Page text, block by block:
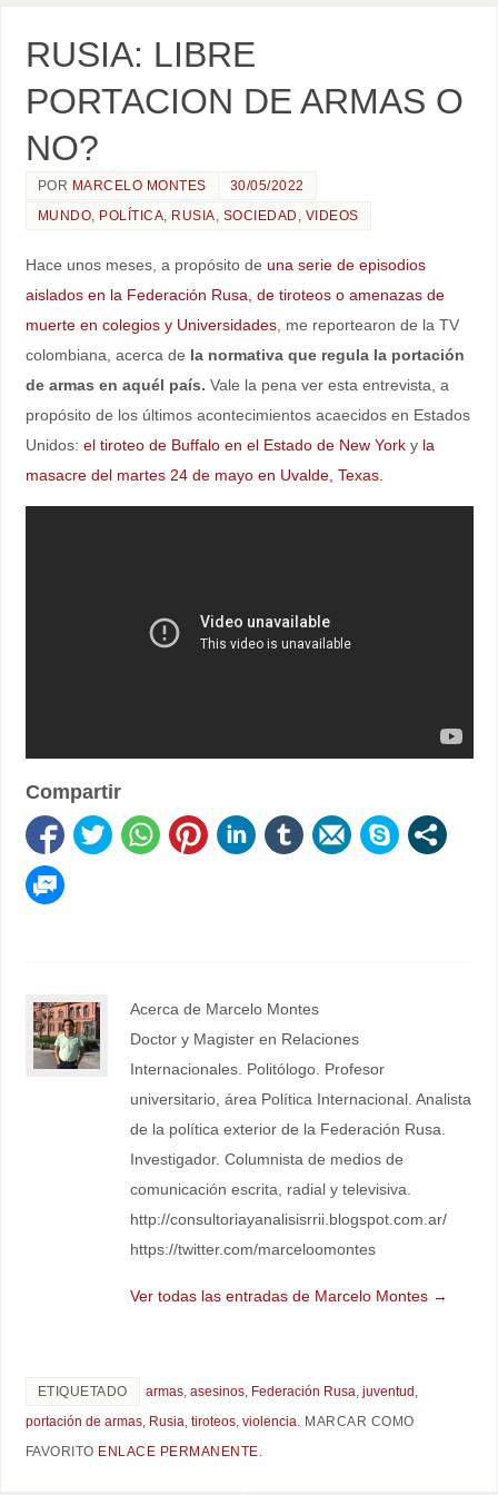
RUSIA: LIBRE
PORTACION DE ARMAS O
NO?
POR MARCELO MONTES
30/05/2022
MUNDO, POLÍTICA, RUSIA, SOCIEDAD , VIDEOS
Hace unos meses, a propósito de una serie de episodios
aislados en la Federación Rusa, de tiroteos o amenazas de
muerte en colegios y Universidades, me reportearon de la TV
colombiana, acerca de la normativa que regula la portación
de armas en aquél país. Vale la pena ver esta entrevista, a
propósito de los últimos acontecimientos acaecidos en Estados
Unidos: el tiroteo de Buffalo en el Estado de New Yorky la
masacre del martes 24 de mayo en Uvalde, Texas.
Compartir
Acerca de Marcelo Montes
Doctor y Magister en Relaciones
Internacionales. Politólogo. Profesor
universitario, área Política Internacional. Analista
de la política exterior de la Federación Rusa.
Investigador. Columnista de medios de
comunicación escrita, radial y televisiva.
http://consultoriayanalisisrrii.blogspot.com.ar/
https://twitter.com/marceloomontes
Ver todas las entradas de Marcelo Montes →
ETIQUETADO armas, asesinos, Federación Rusa, juventud ,
portación de armas, Rusia, tiroteos, violencia. MARCAR COMO
FAVORITO ENLACE PERMANENTE.